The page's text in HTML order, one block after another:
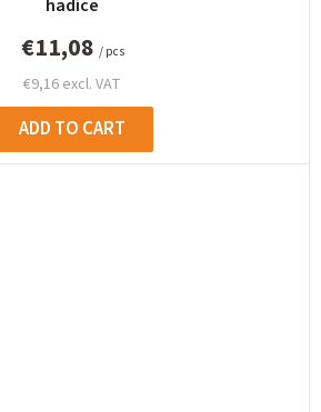
hadice
€9,16 excl. VAT
€11,08 / pcs
ADD TO CART